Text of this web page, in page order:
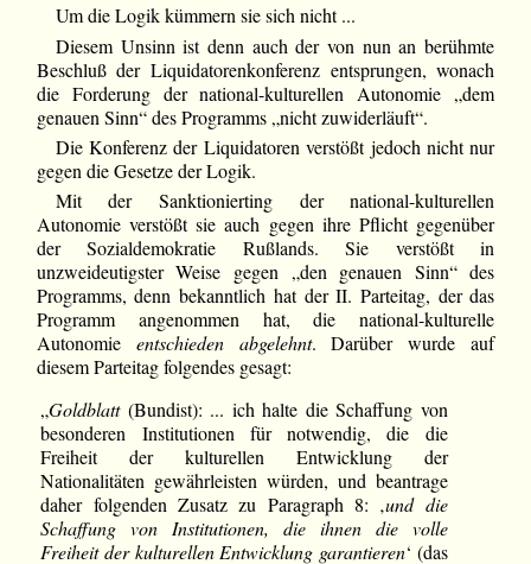
Um die Logik kümmern sie sich nicht ...
Diesem Unsinn ist denn auch der von nun an berühmte
Beschluß der Liquidatorenkonferenz entsprungen, wonach
die Forderung der national-kulturellen Autonomie „dem
genauen Sinn“ des Programms „nicht zuwiderläuft“.
Die Konferenz der Liquidatoren verstößt jedoch nicht nur
gegen die Gesetze der Logik.
Mit der Sanktionierting der national-kulturellen
Autonomie verstößt sie auch gegen ihre Pflicht gegenüber
der Sozialdemokratie Rußlands. Sie verstößt in
unzweideutigster Weise gegen „den genauen Sinn“ des
Programms, denn bekanntlich hat der II. Parteitag, der das
Programm angenommen hat, die national-kulturelle
Autonomie entschieden abgelehnt. Darüber wurde auf
diesem Parteitag folgendes gesagt:
„Goldblatt(Bundist): ... ich halte die Schaffung von
besonderen Institutionen für notwendig, die die
Freiheit der kulturellen Entwicklung der
Nationalitäten gewährleisten würden, und beantrage
daher folgenden Zusatz zu Paragraph 8: ‚und die
Schaffung von Institutionen, die ihnen die volle
Freiheit der kulturellen Entwicklung garantieren‘ (das